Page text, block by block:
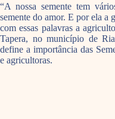
“A nossa semente tem
semente do amor. E por ela a
com essas palavras a
Tapera, no município de
define a importância das
e agricultoras.